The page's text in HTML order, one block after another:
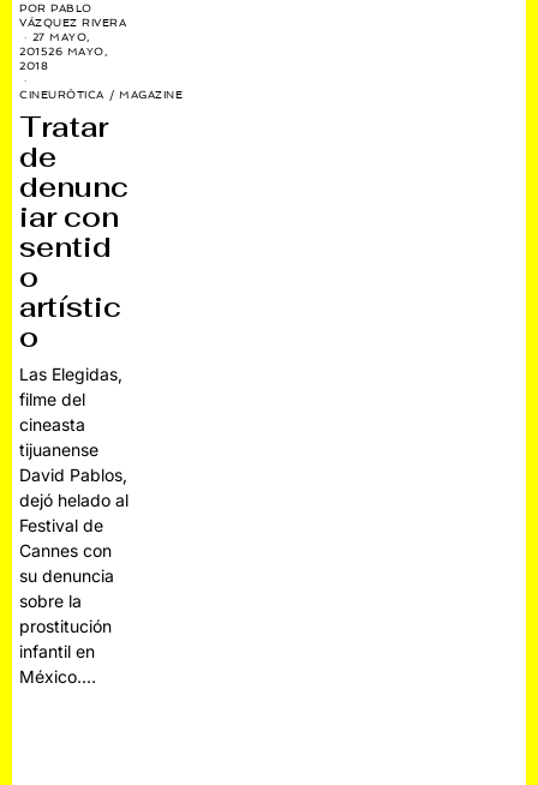
PORPABLO
VÁZQUEZ RIVERA
27 MAYO,
201526 MAYO,
2018
CINEURÓTICA / MAGAZINE
Tratar
de
denunc
iar con
sentid
o
artístic
o
Las Elegidas,
filme del
cineasta
tijuanense
David Pablos,
dejó helado al
Festival de
Cannes con
su denuncia
sobre la
prostitución
infantil en
México.…